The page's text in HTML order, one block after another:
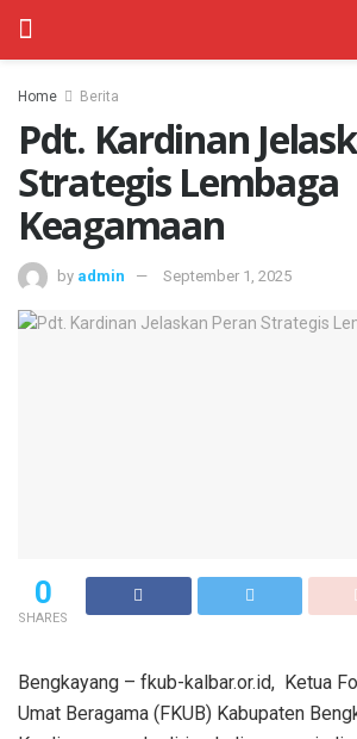
Home Berita
Pdt. Kardinan
Strategis Lembaga
Keagamaan
by admin September 1, 2025
0
SHARES
Bengkayang – fkub-kalbar.or.id, Ketua
Umat Beragama (FKUB) Kabupaten